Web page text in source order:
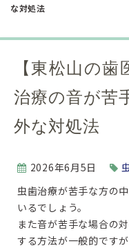
な対処法
【東松山の
治療の音が苦
外な対処法
2026年6月5日
虫歯治療が苦手な方の
いるでしょう。
また音が苦手な場合の
する方法が一般的です